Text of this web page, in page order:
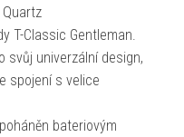
T-Classic Gentleman.
svůj univerzální design,
spojení s velice
bateriovým